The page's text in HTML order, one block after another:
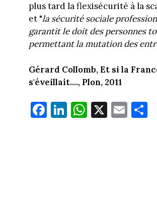
plus tard la flexisécurité à la
et "la sécurité sociale
garantit le doit des personnes
permettant la mutation des
Gérard Collomb, Et si la
s'éveillait...., Plon, 2011
Fa
ce
Li
nk
W
ha
X E
m
Pa